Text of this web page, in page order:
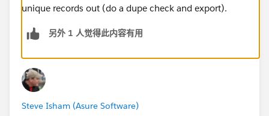
unique records out (do a dupe check and export).
另外 1 人觉得此内容有用
Steve Isham (Asure Software)